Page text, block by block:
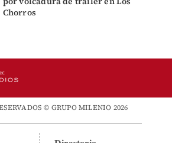
Chorros
© GRUPO MILENIO 2026